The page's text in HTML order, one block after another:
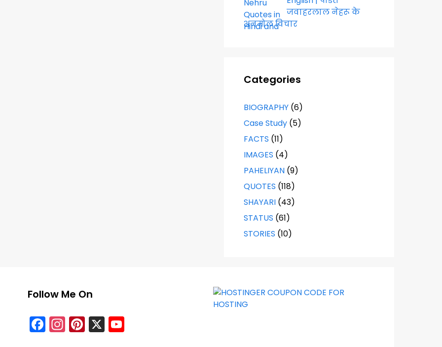
जवाहरलाल नेहरू के
अनमोल विचार
Categories
BIOGRAPHY (6)
Case Study (5)
FACTS (11)
IMAGES (4)
PAHELIYAN (9)
QUOTES (118)
SHAYARI (43)
STATUS (61)
STORIES (10)
Follow Me On
Facebook
Instagram
Pinterest
X YouTube